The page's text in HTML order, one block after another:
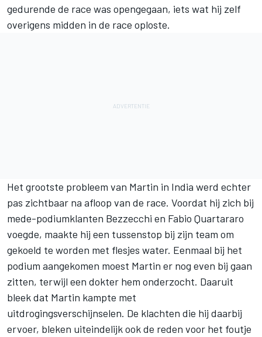
gedurende de race was opengegaan, iets wat hij zelf
overigens midden in de race oploste.
Het grootste probleem van Martin in India werd echter
pas zichtbaar na afloop van de race. Voordat hij zich bij
mede-podiumklanten Bezzecchi en Fabio Quartararo
voegde, maakte hij een tussenstop bij zijn team om
gekoeld te worden met flesjes water. Eenmaal bij het
podium aangekomen moest Martin er nog even bij gaan
zitten, terwijl een dokter hem onderzocht. Daaruit
bleek dat Martin kampte met
uitdrogingsverschijnselen. De klachten die hij daarbij
ervoer, bleken uiteindelijk ook de reden voor het foutje